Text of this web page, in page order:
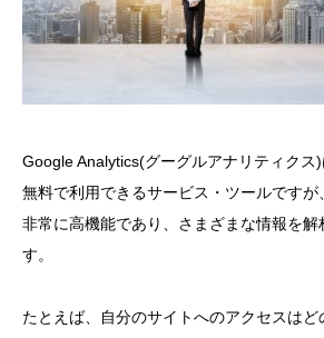
Google Analytics(グーグルアナリティクス)
無料で利用できるサービス・ツールですが、
非常に高機能であり、さまざまな情報を解
す。
たとえば、自分のサイトへのアクセスはど